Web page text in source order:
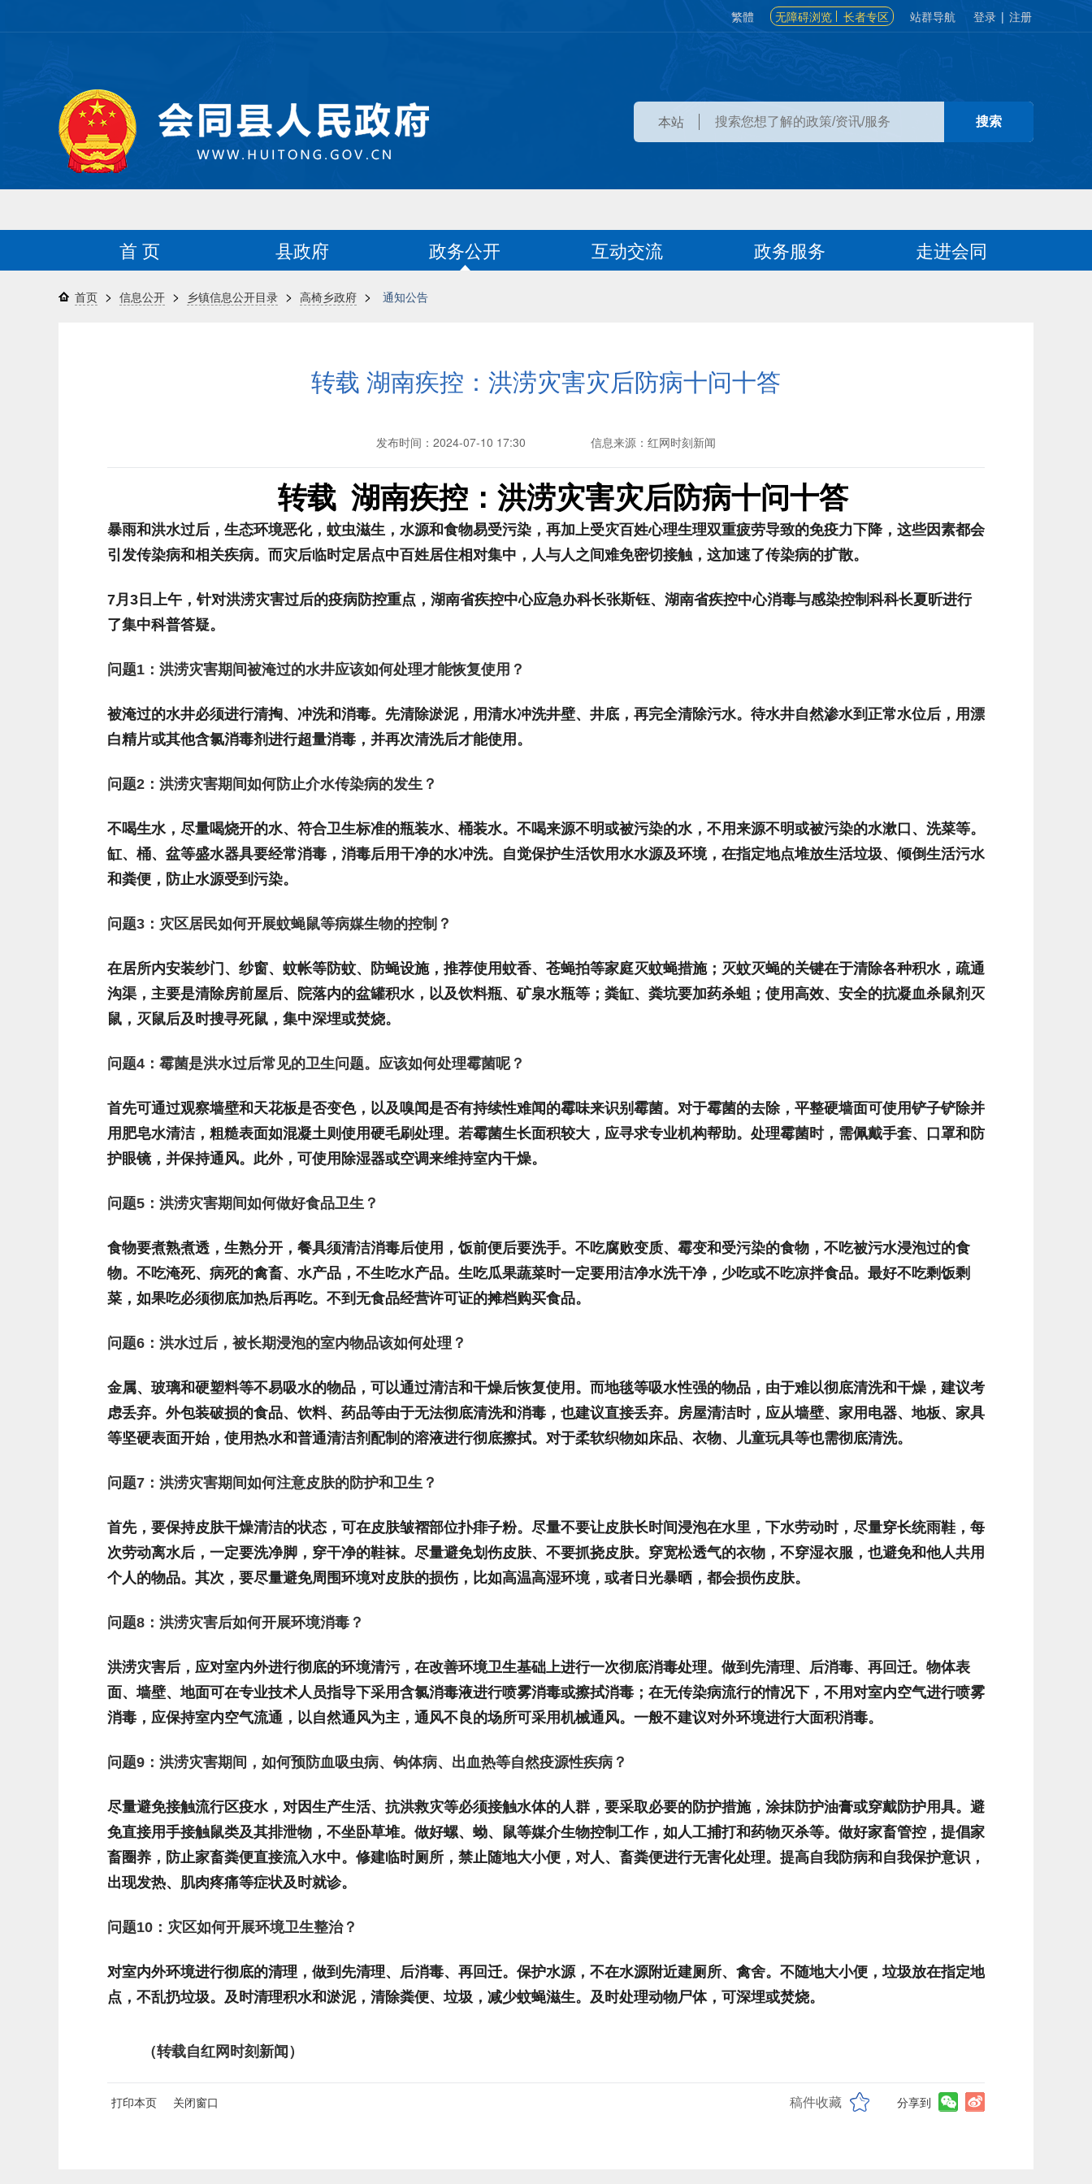
繁體 无障碍浏览 长者专区 站群导航 登录 | 注册
本站
首 页 县政府 政务公开 互动交流 政务服务 走进会同
首页 > 信息公开 > 乡镇信息公开目录 > 高椅乡政府 > 通知公告
转载 湖南疾控：洪涝灾害灾后防病十问十答
发布时间：2024-07-10 17:30 信息来源：红网时刻新闻
转载湖南疾控：洪涝灾害灾后防病十问十答
暴雨和洪水过后，生态环境恶化，蚊虫滋生，水源和食物易受污染，再加上受灾百姓心理生理双重疲劳导致的免疫力下降，这些因素都会
引发传染病和相关疾病。而灾后临时定居点中百姓居住相对集中，人与人之间难免密切接触，这加速了传染病的扩散。
7月 3 日上午，针对洪涝灾害过后的疫病防控重点，湖南省疾控中心应急办科长张斯钰、湖南省疾控中心消毒与感染控制科科长夏昕进行
了集中科普答疑。
问题1 ：洪涝灾害期间被淹过的水井应该如何处理才能恢复使用？
被淹过的水井必须进行清掏、冲洗和消毒。先清除淤泥，用清水冲洗井壁、井底，再完全清除污水。待水井自然渗水到正常水位后，用漂
白精片或其他含氯消毒剂进行超量消毒，并再次清洗后才能使用。
问题2 ：洪涝灾害期间如何防止介水传染病的发生？
不喝生水，尽量喝烧开的水、符合卫生标准的瓶装水、桶装水。不喝来源不明或被污染的水，不用来源不明或被污染的水漱口、洗菜等。
缸、桶、盆等盛水器具要经常消毒，消毒后用干净的水冲洗。自觉保护生活饮用水水源及环境，在指定地点堆放生活垃圾、倾倒生活污水
和粪便，防止水源受到污染。
问题3 ：灾区居民如何开展蚊蝇鼠等病媒生物的控制？
在居所内安装纱门、纱窗、蚊帐等防蚊、防蝇设施，推荐使用蚊香、苍蝇拍等家庭灭蚊蝇措施；灭蚊灭蝇的关键在于清除各种积水，疏通
沟渠，主要是清除房前屋后、院落内的盆罐积水，以及饮料瓶、矿泉水瓶等；粪缸、粪坑要加药杀蛆；使用高效、安全的抗凝血杀鼠剂灭
鼠，灭鼠后及时搜寻死鼠，集中深埋或焚烧。
问题4 ：霉菌是洪水过后常见的卫生问题。应该如何处理霉菌呢？
首先可通过观察墙壁和天花板是否变色，以及嗅闻是否有持续性难闻的霉味来识别霉菌。对于霉菌的去除，平整硬墙面可使用铲子铲除并
用肥皂水清洁，粗糙表面如混凝土则使用硬毛刷处理。若霉菌生长面积较大，应寻求专业机构帮助。处理霉菌时，需佩戴手套、口罩和防
护眼镜，并保持通风。此外，可使用除湿器或空调来维持室内干燥。
问题5 ：洪涝灾害期间如何做好食品卫生？
食物要煮熟煮透，生熟分开，餐具须清洁消毒后使用，饭前便后要洗手。不吃腐败变质、霉变和受污染的食物，不吃被污水浸泡过的食
物。不吃淹死、病死的禽畜、水产品，不生吃水产品。生吃瓜果蔬菜时一定要用洁净水洗干净，少吃或不吃凉拌食品。最好不吃剩饭剩
菜，如果吃必须彻底加热后再吃。不到无食品经营许可证的摊档购买食品。
问题6 ：洪水过后，被长期浸泡的室内物品该如何处理？
金属、玻璃和硬塑料等不易吸水的物品，可以通过清洁和干燥后恢复使用。而地毯等吸水性强的物品，由于难以彻底清洗和干燥，建议考
虑丢弃。外包装破损的食品、饮料、药品等由于无法彻底清洗和消毒，也建议直接丢弃。房屋清洁时，应从墙壁、家用电器、地板、家具
等坚硬表面开始，使用热水和普通清洁剂配制的溶液进行彻底擦拭。对于柔软织物如床品、衣物、儿童玩具等也需彻底清洗。
问题7 ：洪涝灾害期间如何注意皮肤的防护和卫生？
首先，要保持皮肤干燥清洁的状态，可在皮肤皱褶部位扑痱子粉。尽量不要让皮肤长时间浸泡在水里，下水劳动时，尽量穿长统雨鞋，每
次劳动离水后，一定要洗净脚，穿干净的鞋袜。尽量避免划伤皮肤、不要抓挠皮肤。穿宽松透气的衣物，不穿湿衣服，也避免和他人共用
个人的物品。其次，要尽量避免周围环境对皮肤的损伤，比如高温高湿环境，或者日光暴晒，都会损伤皮肤。
问题8 ：洪涝灾害后如何开展环境消毒？
洪涝灾害后，应对室内外进行彻底的环境清污，在改善环境卫生基础上进行一次彻底消毒处理。做到先清理、后消毒、再回迁。物体表
面、墙壁、地面可在专业技术人员指导下采用含氯消毒液进行喷雾消毒或擦拭消毒；在无传染病流行的情况下，不用对室内空气进行喷雾
消毒，应保持室内空气流通，以自然通风为主，通风不良的场所可采用机械通风。一般不建议对外环境进行大面积消毒。
问题9 ：洪涝灾害期间，如何预防血吸虫病、钩体病、出血热等自然疫源性疾病？
尽量避免接触流行区疫水，对因生产生活、抗洪救灾等必须接触水体的人群，要采取必要的防护措施，涂抹防护油膏或穿戴防护用具。避
免直接用手接触鼠类及其排泄物，不坐卧草堆。做好螺、蚴、鼠等媒介生物控制工作，如人工捕打和药物灭杀等。做好家畜管控，提倡家
畜圈养，防止家畜粪便直接流入水中。修建临时厕所，禁止随地大小便，对人、畜粪便进行无害化处理。提高自我防病和自我保护意识，
出现发热、肌肉疼痛等症状及时就诊。
问题10 ：灾区如何开展环境卫生整治？
对室内外环境进行彻底的清理，做到先清理、后消毒、再回迁。保护水源，不在水源附近建厕所、禽舍。不随地大小便，垃圾放在指定地
点，不乱扔垃圾。及时清理积水和淤泥，清除粪便、垃圾，减少蚊蝇滋生。及时处理动物尸体，可深埋或焚烧。
（转载自红网时刻新闻）
打印本页 关闭窗口 稿件收藏 分享到